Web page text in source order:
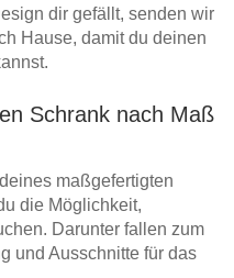
dir gefällt, senden wir
Hause, damit du deinen
Schrank nach Maß
maßgefertigten
die Möglichkeit,
Darunter fallen zum
und Ausschnitte für das